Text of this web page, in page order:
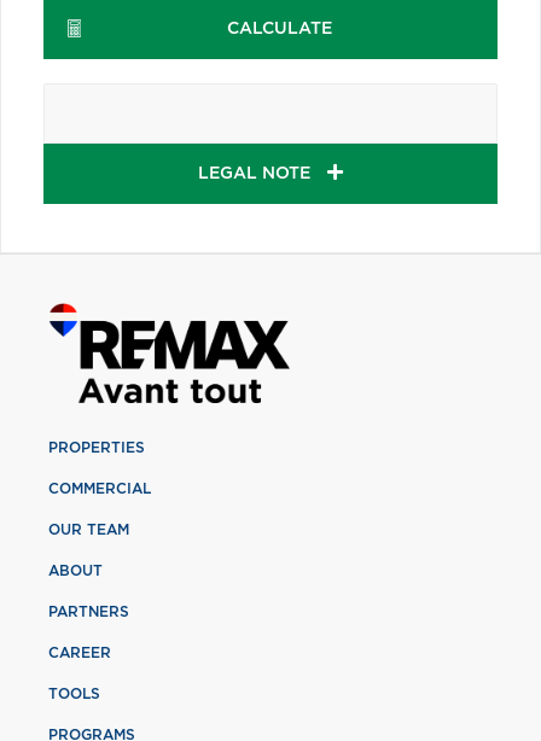
CALCULATE
LEGAL NOTE
PROPERTIES
COMMERCIAL
OUR TEAM
ABOUT
PARTNERS
CAREER
TOOLS
PROGRAMS